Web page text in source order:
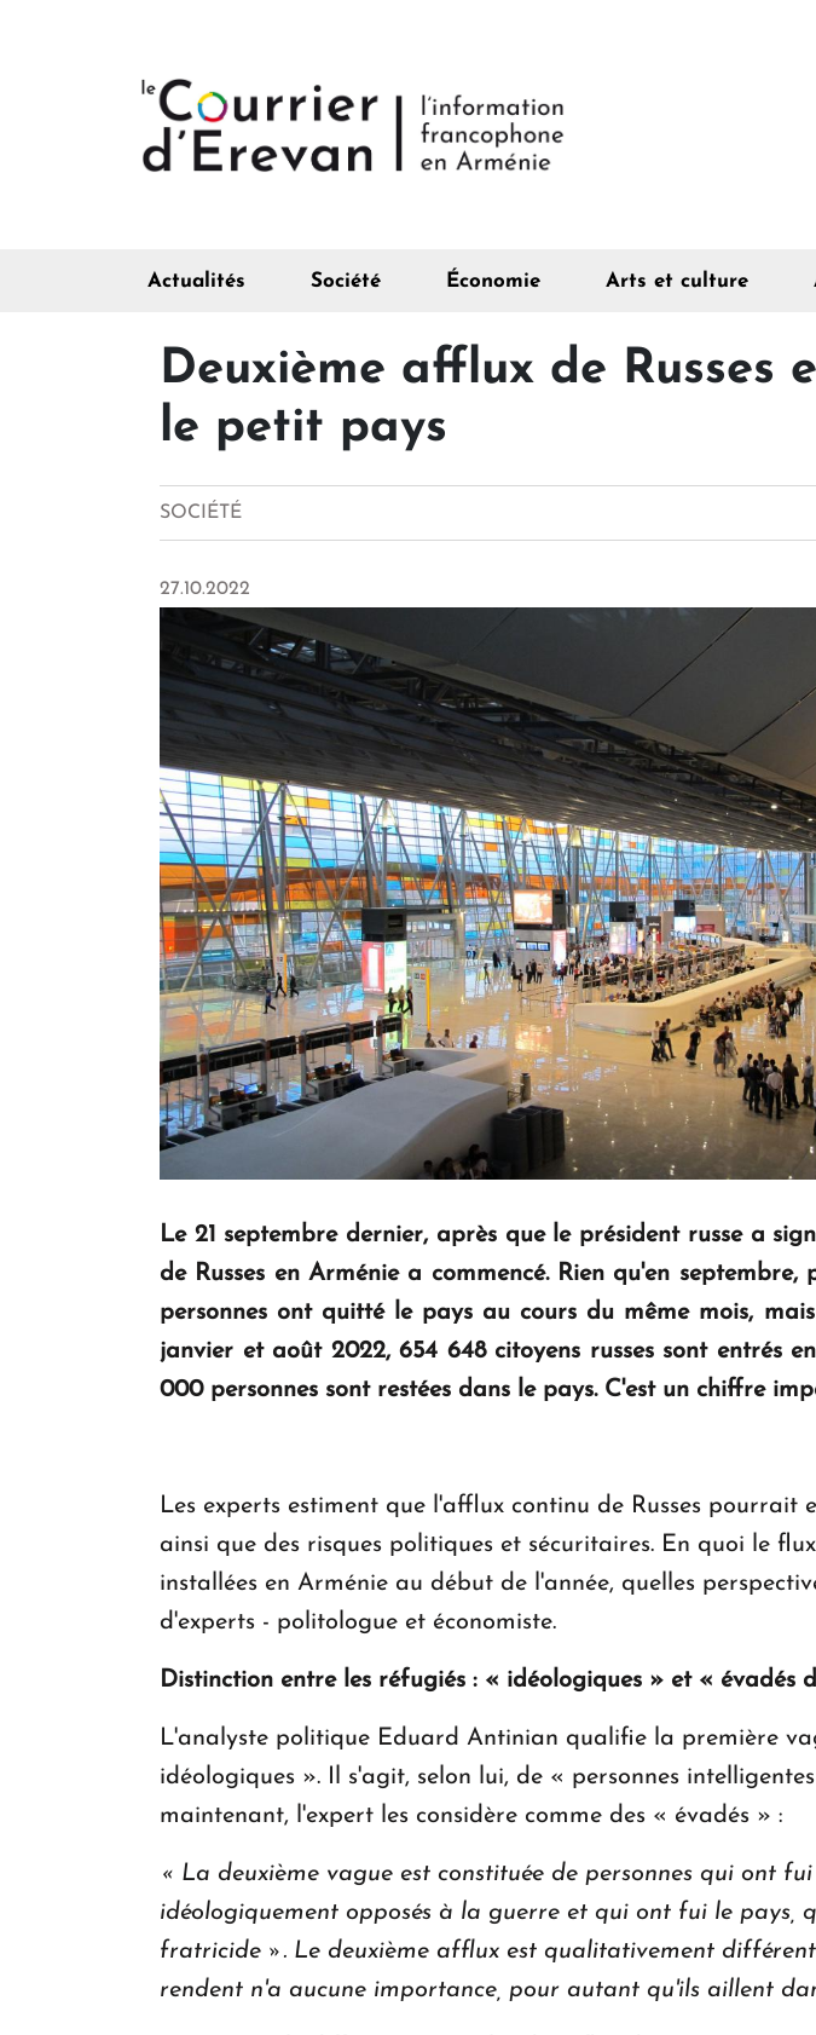
Actualités Société Économie Arts et culture
Deuxième afflux de Russes
le petit pays
SOCIÉTÉ
27.10.2022
Le 21 septembre dernier, après que le président russe a
de Russes en Arménie a commencé. Rien qu'en septembre,
personnes ont quitté le pays au cours du même mois,
janvier et août 2022, 654 648 citoyens russes sont entrés
000 personnes sont restées dans le pays. C'est un chiffre
Les experts estiment que l'afflux continu de Russes
ainsi que des risques politiques et sécuritaires. En quoi le
installées en Arménie au début de l'année, quelles
d'experts - politologue et économiste.
Distinction entre les réfugiés : « idéologiques » et « évadés
L'analyste politique Eduard Antinian qualifie la première
idéologiques ». Il s'agit, selon lui, de « personnes
maintenant, l'expert les considère comme des « évadés » :
« La deuxième vague est constituée de personnes qui ont
idéologiquement opposés à la guerre et qui ont fui le pays,
fratricide ». Le deuxième afflux est qualitativement
rendent n'a aucune importance, pour autant qu'ils aillent